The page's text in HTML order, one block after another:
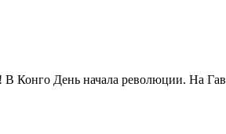
Конго День начала революции. На